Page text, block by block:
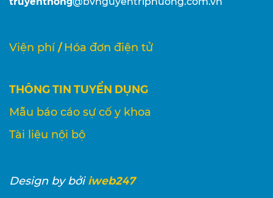
Viện phí / Hóa đơn điện tử
THÔNG TIN TUYỂN DỤNG
Mẫu báo cáo sự cố y khoa
Tài liệu nội bộ
Designby bởi iweb247